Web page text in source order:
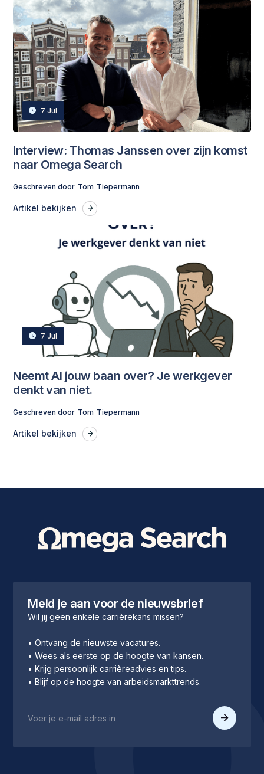
7 Jul
‍Interview: Thomas Janssen over zijn komst
naar Omega Search
Geschreven door Tom Tiepermann
Artikel bekijken
7 Jul
Neemt AI jouw baan over? Je werkgever
denkt van niet.
Geschreven door Tom Tiepermann
Artikel bekijken
Meld je aan voor de nieuwsbrief
Wil jij geen enkele carrièrekans missen?
• Ontvang de nieuwste vacatures.
• Wees als eerste op de hoogte van kansen.
• Krijg persoonlijk carrièreadvies en tips.
• Blijf op de hoogte van arbeidsmarkttrends.